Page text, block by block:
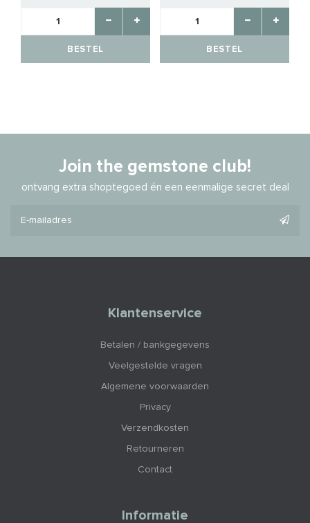
BESTEL BESTEL
Join the gemstone club!
ontvang extra shoptegoed én een eenmalige secret deal
Klantenservice
Betalen / bankgegevens
Veelgestelde vragen
Algemene voorwaarden
Privacy
Verzendkosten
Retourneren
Contact
Informatie